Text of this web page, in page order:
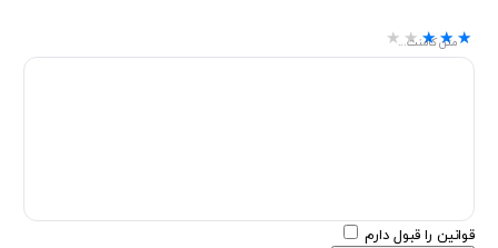
★★★★★
★★★★★
★★★★★
متن کامنت...
قوانین را قبول دارم